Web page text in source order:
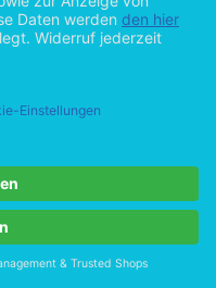
Media GmbH